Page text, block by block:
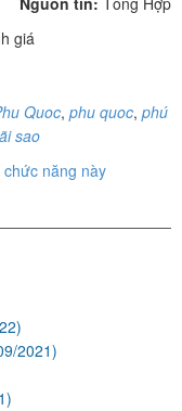
giá
Quoc, phu quoc, phú
sao
năng này
2021)